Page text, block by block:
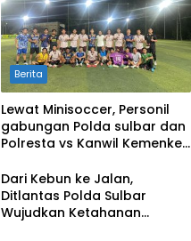
Berita
Lewat Minisoccer, Personil
gabungan Polda sulbar dan
Polresta vs Kanwil Kemenkeu
Persaudaraan
Dari Kebun ke Jalan,
Ditlantas Polda Sulbar
Wujudkan Ketahanan